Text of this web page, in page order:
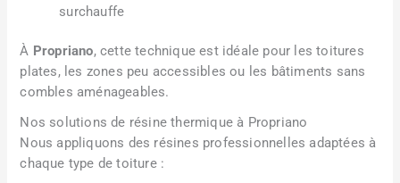
surchauffe
À Propriano, cette technique est idéale pour les toitures
plates, les zones peu accessibles ou les bâtiments sans
combles aménageables.
Nos solutions de résine thermique à Propriano
Nous appliquons des résines professionnelles adaptées à
chaque type de toiture :